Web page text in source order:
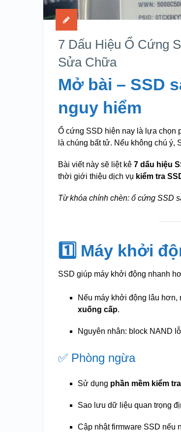
7 Dấu Hiệu Ổ Cứng
Sửa Chữa
Mở bài – SSD
nguy hiểm
Ổ cứng SSD hiện nay là lựa chọn
là chúng bất tử. Nếu không chú ý,
Bài viết này sẽ liệt kê7 dấu hiệu
thời giới thiệu dịch vụ kiểm tra
Từ khóa chính chèn: ổ cứng SSD
1️⃣ Máy khởi
SSD giúp máy khởi động nhanh
Nếu máy khởi động lâu
xuống cấp.
Nguyên nhân: block NAND
✅ Phòng ngừa
Sử dụng phần mềm kiểm
Sao lưu dữ liệu quan trọng
Cập nhật firmware SSD nếu